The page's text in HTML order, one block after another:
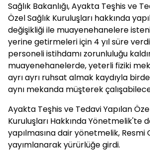
Sağlık Bakanlığı, Ayakta Teşhis ve
Özel Sağlık Kuruluşları hakkında
değişikliği ile muayenehanelere
yerine getirmeleri için 4 yıl süre verdi.
personeli istihdamı zorunluluğu
muayenehanelerde, yeterli fiziki
ayrı ayrı ruhsat almak kaydıyla
aynı mekanda müşterek
Ayakta Teşhis ve Tedavi Yapılan
Kuruluşları Hakkında Yönetmelik'te
yapılmasına dair yönetmelik, Resmi
yayımlanarak yürürlüğe girdi.